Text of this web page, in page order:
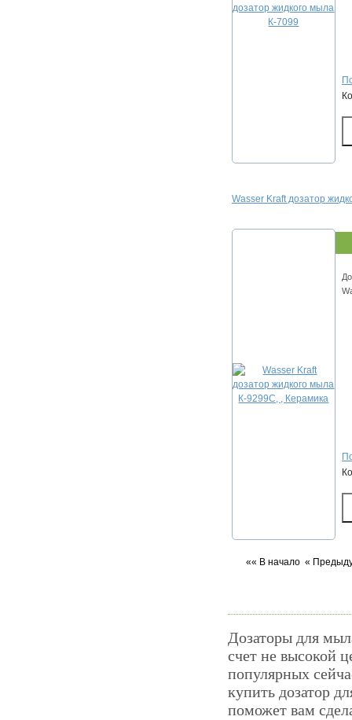
Wasser Kraft дозатор
«« В начало «
Дозаторы для
счет не высокой
популярных
купить дозатор
поможет вам